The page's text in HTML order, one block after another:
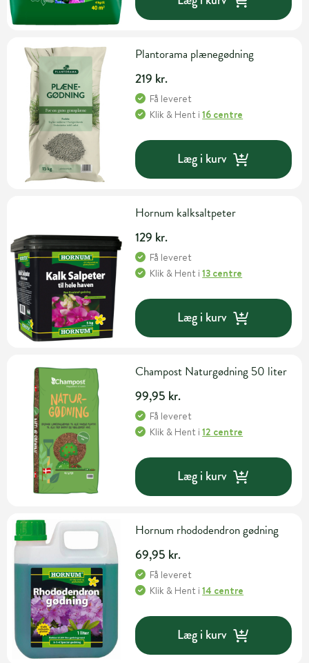
Plantorama plænegødning
219 kr.
Få leveret
Klik & Hent i16 centre
Læg i kurv
Hornum kalksaltpeter
129 kr.
Få leveret
Klik & Hent i13 centre
Læg i kurv
Champost Naturgødning 50 liter
99,95 kr.
Få leveret
Klik & Hent i12 centre
Læg i kurv
Hornum rhododendron gødning
69,95 kr.
Få leveret
Klik & Hent i14 centre
Læg i kurv